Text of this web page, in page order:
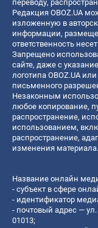
переводу,
Редакция OBOZ.UA
изложенную в
информации,
ответственность
Запрещено
сайте, даже с
логотипа OBOZ.UA
письменного
Незаконным
любое копирование,
распространение,
использованием,
распространение,
изменения материала.
Название онлайн
- субъект в сфере
- идентификатор
- почтовый адрес —
01013;